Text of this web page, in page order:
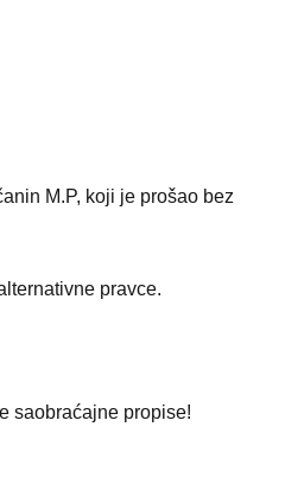
M.P, koji je prošao bez
pravce.
saobraćajne propise!